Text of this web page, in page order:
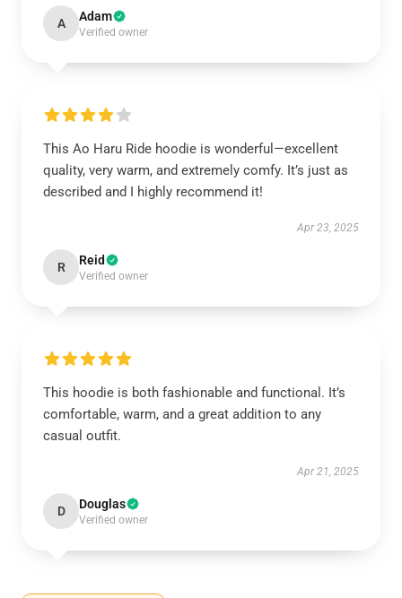
A Adam
Verified owner
This Ao Haru Ride hoodie is wonderful—excellent
quality, very warm, and extremely comfy. It’s just as
described and I highly recommend it!
Apr 23, 2025
R Reid
Verified owner
This hoodie is both fashionable and functional. It’s
comfortable, warm, and a great addition to any
casual outfit.
Apr 21, 2025
D Douglas
Verified owner